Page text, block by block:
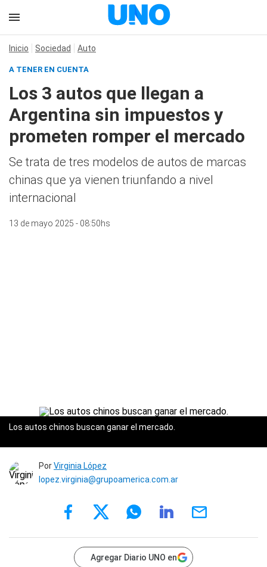
Inicio Sociedad Auto
A TENER EN CUENTA
Los 3 autos que llegan a
Argentina sin impuestos y
prometen romper el mercado
Se trata de tres modelos de autos de marcas
chinas que ya vienen triunfando a nivel
internacional
13 de mayo 2025 - 08:50hs
Los autos chinos buscan ganar el mercado.
PorVirginia López
lopez.virginia@grupoamerica.com.ar
Agregar Diario UNO en